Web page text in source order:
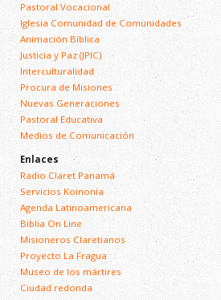
Pastoral Vocacional
Iglesia Comunidad de Comunidades
Animación Bíblica
Justicia y Paz (JPIC)
Interculturalidad
Procura de Misiones
Nuevas Generaciones
Pastoral Educativa
Medios de Comunicación
Enlaces
Radio Claret Panamá
Servicios Koinonía
Agenda Latinoamericana
Biblia On Line
Misioneros Claretianos
Proyecto La Fragua
Museo de los mártires
Ciudad redonda